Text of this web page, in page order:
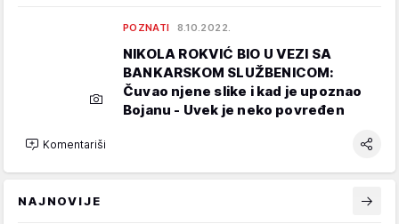
POZNATI 8.10.2022.
NIKOLA ROKVIĆ BIO U VEZI SA
BANKARSKOM SLUŽBENICOM:
Čuvao njene slike i kad je upoznao
Bojanu - Uvek je neko povređen
Komentariši
NAJNOVIJE